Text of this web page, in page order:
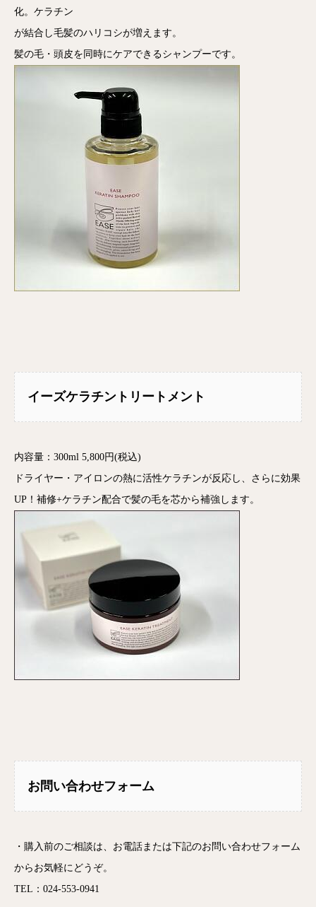
化。ケラチン
が結合し毛髪のハリコシが増えます。
髪の毛・頭皮を同時にケアできるシャンプーです。
イーズケラチントリートメント
内容量：300ml 5,800円(税込)
ドライヤー・アイロンの熱に活性ケラチンが反応し、さらに効果
UP！補修+ケラチン配合で髪の毛を芯から補強します。
お問い合わせフォーム
・購入前のご相談は、お電話または下記のお問い合わせフォーム
からお気軽にどうぞ。
TEL：024-553-0941